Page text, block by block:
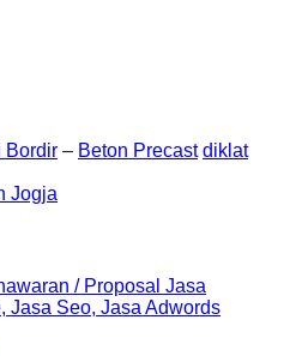
Bordir – Beton Precast diklat
Jogja
/ Proposal Jasa
Jasa Seo, Jasa Adwords